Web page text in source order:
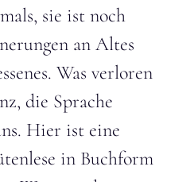
sie ist noch
an Altes
Was verloren
die Sprache
Hier ist eine
in Buchform